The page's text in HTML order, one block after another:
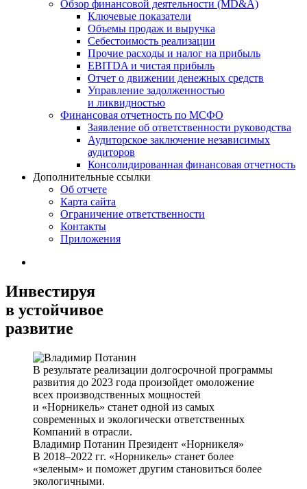
Обзор финансовой деятельности (MD&A)
Ключевые показатели
Объемы продаж и выручка
Себестоимость реализации
Прочие расходы и налог на прибыль
EBITDA и чистая прибыль
Отчет о движении денежных средств
Управление задолженностью
и ликвидностью
Финансовая отчетность по МСФО
Заявление об ответственности руководства
Аудиторское заключение независимых
аудиторов
Консолидированная финансовая отчетность
Дополнительные ссылки
Об отчете
Карта сайта
Ограничение ответственности
Контакты
Приложения
Инвестируя
в устойчивое
развитие
В результате реализации долгосрочной программы
развития до 2023 года произойдет омоложение
всех производственных мощностей
и «Норникель» станет одной из самых
современных и экологически ответственных
Компаний в отрасли.
Владимир Потанин Президент «Норникеля»
В 2018–2022 гг. «Норникель» станет более
«зеленым» и поможет другим становиться более
экологичными.